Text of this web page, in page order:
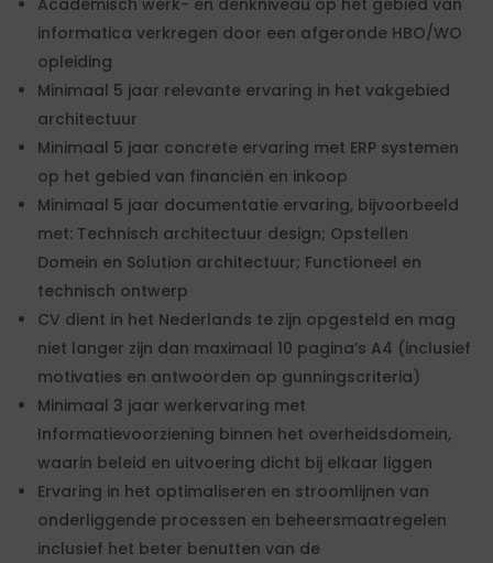
Academisch werk- en denkniveau op het gebied van
informatica verkregen door een afgeronde HBO/WO
opleiding
Minimaal 5 jaar relevante ervaring in het vakgebied
architectuur
Minimaal 5 jaar concrete ervaring met ERP systemen
op het gebied van financiën en inkoop
Minimaal 5 jaar documentatie ervaring, bijvoorbeeld
met: Technisch architectuur design; Opstellen
Domein en Solution architectuur; Functioneel en
technisch ontwerp
CV dient in het Nederlands te zijn opgesteld en mag
niet langer zijn dan maximaal 10 pagina’s A4 (inclusief
motivaties en antwoorden op gunningscriteria)
Minimaal 3 jaar werkervaring met
Informatievoorziening binnen het overheidsdomein,
waarin beleid en uitvoering dicht bij elkaar liggen
Ervaring in het optimaliseren en stroomlijnen van
onderliggende processen en beheersmaatregelen
inclusief het beter benutten van de